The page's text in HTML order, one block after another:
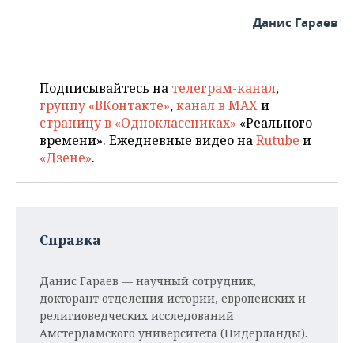
Данис Гараев
Подписывайтесь на телеграм-канал,
группу «ВКонтакте»,канал в MAXи
страницу в «Одноклассниках» «Реального
времени». Ежедневные видео наRutube и
«Дзене».
Справка
Данис Гараев — научный сотрудник,
докторант отделения истории, европейских и
религиоведческих исследований
Амстердамского университета (Нидерланды).